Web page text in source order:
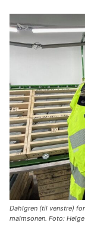
Dahlgren (til venstre)
malmsonen. Foto: